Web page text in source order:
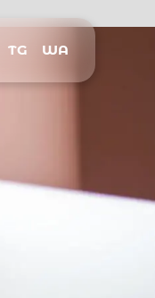
TG WA